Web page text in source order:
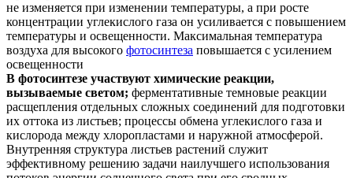
не изменяется при изменении температуры, а при росте
концентрации углекислого газа он усиливается с повышением
температуры и освещенности. Максимальная температура
воздуха для высокого фотосинтеза повышается с усилением
освещенности
В фотосинтезе участвуют химические реакции,
вызываемые светом; ферментативные темновые реакции
расщепления отдельных сложных соединений для подготовки
их оттока из листьев; процессы обмена углекислого газа и
кислорода между хлоропластами и наружной атмосферой.
Внутренняя структура листьев растений служит
эффективному решению задачи наилучшего использования